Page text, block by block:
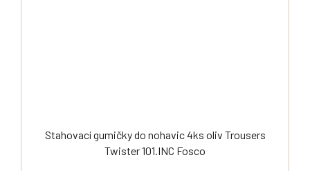
Stahovací gumičky do nohavic 4ks oliv Trousers
Twister 101.INC Fosco